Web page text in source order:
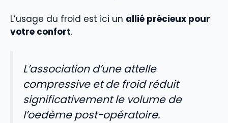
L’usage du froid est ici un allié précieux pour
votre confort.
L’association d’une attelle
compressive et de froid réduit
significativement le volume de
l’oedème post-opératoire.